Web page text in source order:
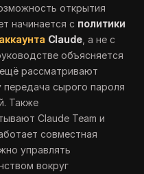
открытия
начинается с политики
Claude , а не с
объясняется
рассматривают
сырого пароля
Также
Claude Team и
совместная
управлять
вокруг